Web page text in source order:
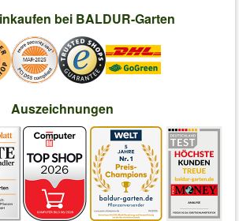
bei BALDUR-Garten
Auszeichnungen